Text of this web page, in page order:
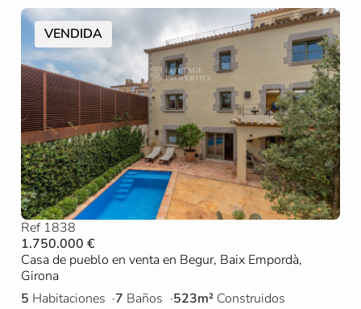
VENDIDA
Ref 1838
1.750.000 €
Casa de pueblo en venta en Begur, Baix Empordà,
Girona
5 Habitaciones 7 Baños 523m² Construidos